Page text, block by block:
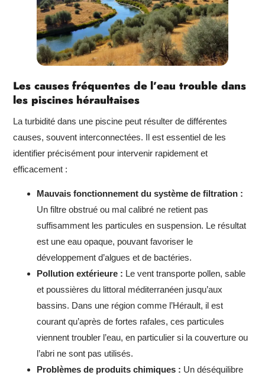
Les causes fréquentes de l’eau trouble dans
les piscines héraultaises
La turbidité dans une piscine peut résulter de différentes
causes, souvent interconnectées. Il est essentiel de les
identifier précisément pour intervenir rapidement et
efficacement :
Mauvais fonctionnement du système de filtration :
Un filtre obstrué ou mal calibré ne retient pas
suffisamment les particules en suspension. Le résultat
est une eau opaque, pouvant favoriser le
développement d’algues et de bactéries.
Pollution extérieure : Le vent transporte pollen, sable
et poussières du littoral méditerranéen jusqu’aux
bassins. Dans une région comme l’Hérault, il est
courant qu’après de fortes rafales, ces particules
viennent troubler l’eau, en particulier si la couverture ou
l’abri ne sont pas utilisés.
Problèmes de produits chimiques : Un déséquilibre